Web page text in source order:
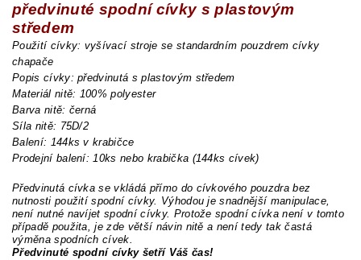
předvinuté spodní cívky s plastovým
středem
Použití cívky: vyšívací stroje se standardním pouzdrem cívky
chapače
Popis cívky: předvinutá s plastovým středem
Materiál nitě: 100% polyester
Barva nitě: černá
Síla nitě: 75D/2
Balení: 144ks v krabičce
Prodejní balení: 10ks nebo krabička (144ks cívek)
Předvinutá cívka se vkládá přímo do cívkového pouzdra bez
nutnosti použití spodní cívky. Výhodou je snadnější manipulace,
není nutné navíjet spodní cívky. Protože spodní cívka není v tomto
případě použita, je zde větší návin nitě a není tedy tak častá
výměna spodních cívek.
Předvinuté spodní cívky šetří Váš čas!